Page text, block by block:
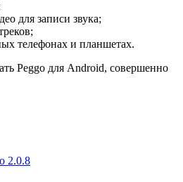
для записи звука;
телефонах и планшетах.
Peggo для Android, совершенно
2.0.8